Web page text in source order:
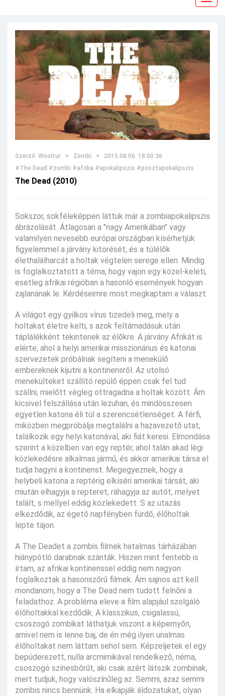
Szerző: Wooltur Zombi
2015.08.06. 18:00:36
#The Dead #zombi #afrika #apokalipszis #posztapokalipszis
The Dead (2010)
Sokszor, sokféleképpen láttuk már a zombiapokalipszis
ábrázolását. Átlagosan a "nagy Amerikában" vagy
valamilyen nevesebb európai országban kísérhetjük
figyelemmel a járvány kitörését, és a túlélők
élethalálharcát a holtak végtelen serege ellen. Mindig
is foglalkoztatott a téma, hogy vajon egy közel-keleti,
esetleg afrikai régióban a hasonló események hogyan
zajlanának le. Kérdéseimre most megkaptam a választ.
A világot egy gyilkos vírus tizedeli meg, mely a
holtakat életre kelti, s azok feltámadásuk után
táplálékként tekintenek az élőkre. A járvány Afrikát is
elérte, ahol a helyi amerikai misszionárius és katonai
szervezetek próbálnak segíteni a menekülő
embereknek kijutni a kontinensről. Az utolsó
menekülteket szállító repülő éppen csak fel tud
szállni, mielőtt végleg ottragadna a holtak között. Ám
kicsivel felszállása után lezuhan, és mindösszesen
egyetlen katona éli túl a szerencsétlenséget. A férfi,
miközben megpróbálja megtalálni a hazavezető utat,
találkozik egy helyi katonával, aki fiát keresi. Elmondása
szerint a közelben van egy reptér, ahol talán akad légi
közlekedésre alkalmas jármű, és akkor amerikai társa el
tudja hagyni a kontinenst. Megegyeznek, hogy a
helybeli katona a reptérig elkíséri amerikai társát, aki
miután elhagyja a repteret, ráhagyja az autót, melyet
talált, s mellyel eddig közlekedett. S az utazás
elkezdődik, az égető napfényben fürdő, élőholtak
lepte tájon.
A The Deadet a zombis filmek hatalmas tárházában
hiánypótló darabnak szánták. Hiszen mint fentebb is
írtam, az afrikai kontinenssel eddig nem nagyon
foglalkoztak a hasonszőrű filmek. Ám sajnos azt kell
mondanom, hogy a The Dead nem tudott felnőni a
feladathoz. A probléma eleve a film alapjául szolgáló
élőholtakkal kezdődik. A klasszikus, csigalassú,
csoszogó zombikat láthatjuk viszont a képernyőn,
amivel nem is lenne baj, de én még ilyen unalmas
élőholtakat nem láttam sehol sem. Képzeljetek el egy
bepúderezett, nulla arcmimikával rendelkező, néma,
csoszogó színesbőrűt, aki csak azért látszik zombinak,
mert tudjuk, hogy valószínűleg az. Semmi, azaz semmi
zombis nincs bennünk. Ha elkapják áldozatukat, olyan